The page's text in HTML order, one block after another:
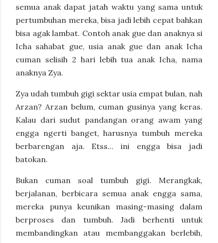
semua anak dapat jatah waktu yang sama untuk
pertumbuhan mereka, bisa jadi lebih cepat bahkan
bisa agak lambat. Contoh anak gue dan anaknya si
Icha sahabat gue, usia anak gue dan anak Icha
cuman selisih 2 hari lebih tua anak Icha, nama
anaknya Zya.
Zya udah tumbuh gigi sektar usia empat bulan, nah
Arzan? Arzan belum, cuman gusinya yang keras.
Kalau dari sudut pandangan orang awam yang
engga ngerti banget, harusnya tumbuh mereka
berbarengan aja. Etss... ini engga bisa jadi
batokan.
Bukan cuman soal tumbuh gigi. Merangkak,
berjalanan, berbicara semua anak engga sama,
mereka punya keunikan masing-masing dalam
berproses dan tumbuh. Jadi berhenti untuk
membandingkan atau membanggakan berlebih,